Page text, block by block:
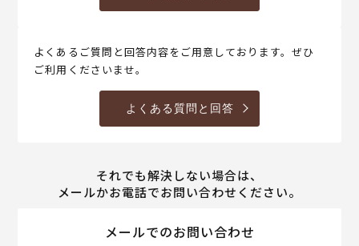
よくあるご質問と回答内容をご用意しております。ぜひ
ご利用くださいませ。
よくある質問と回答
それでも解決しない場合は、
メールかお電話でお問い合わせください。
メールでのお問い合わせ